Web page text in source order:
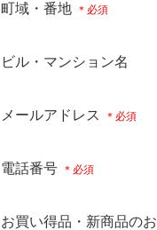
町域・番地
ビル・マンション名
メールアドレス
電話番号
お買い得品・新商品のお